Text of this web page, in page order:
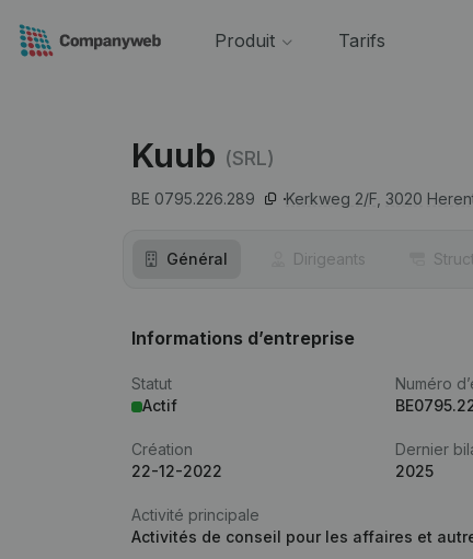
Produit Tarifs
Kuub (SRL)
BE 0795.226.289 Kerkweg 2/F, 3020
Général Dirigeants
Informations d’entreprise
Statut
Actif
Numéro
Création
22-12-2022
Dernier
2025
Activité principale
Activités de conseil pour les affaires et